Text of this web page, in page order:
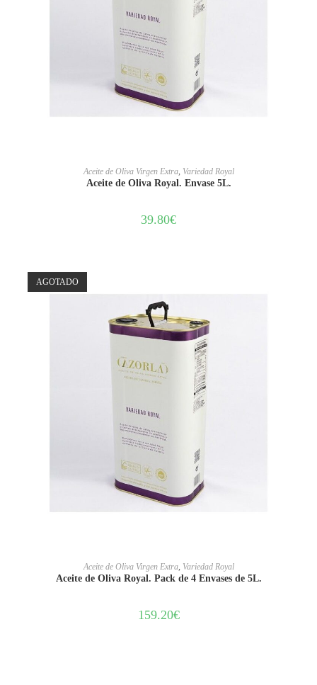
LEER MÁS
Aceite de Oliva Virgen Extra, Variedad Royal
Aceite de Oliva Royal. Envase 5L.
39.80€
AGOTADO
LEER MÁS
Aceite de Oliva Virgen Extra, Variedad Royal
Aceite de Oliva Royal. Pack de 4 Envases de 5L.
159.20€